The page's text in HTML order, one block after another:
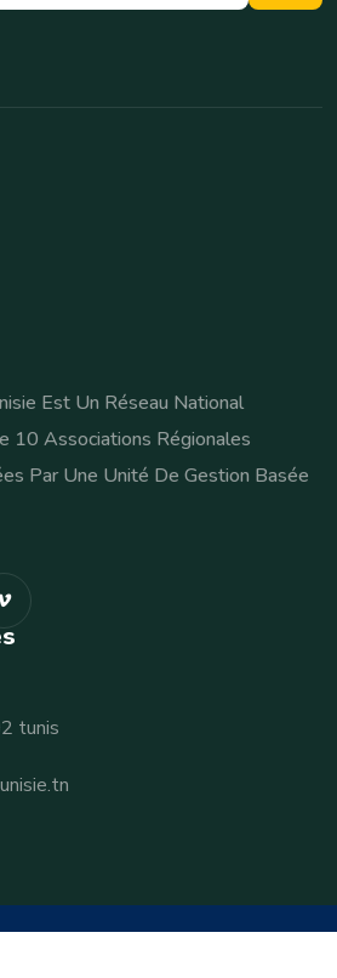
Est Un Réseau National
10 Associations Régionales
Par Une Unité De Gestion Basée
tunis